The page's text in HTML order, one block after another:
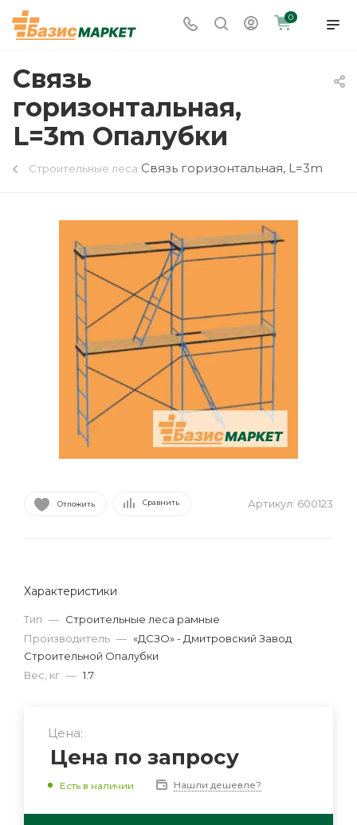
0
Связь
горизонтальная,
L=3m Опалубки
Строительные леса Связь горизонтальная, L=3m
Отложить Сравнить Артикул: 600123
Характеристики
Тип — Строительные леса рамные
Производитель — «ДСЗО» - Дмитровский Завод
Строительной Опалубки
Вес, кг — 1.7
Цена:
Цена по запросу
Есть в наличии Нашли дешевле?